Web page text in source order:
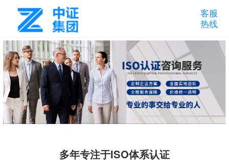
客服
热线
多年专注于ISO体系认证